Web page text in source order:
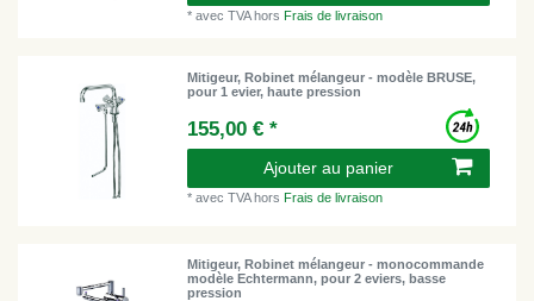
*avec TVAhorsFrais de livraison
Mitigeur, Robinet mélangeur - modèle BRUSE,
pour 1 evier, haute pression
155,00 € *
Ajouter au panier
*avec TVAhors Frais de livraison
Mitigeur, Robinet mélangeur - monocommande
modèle Echtermann, pour 2 eviers, basse
pression